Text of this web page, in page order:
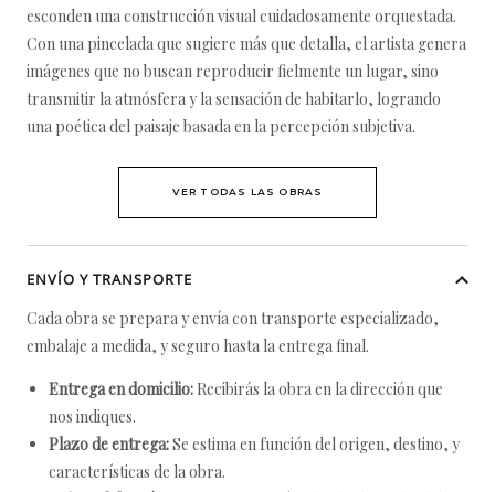
esconden una construcción visual cuidadosamente orquestada.
Con una pincelada que sugiere más que detalla, el artista genera
imágenes que no buscan reproducir fielmente un lugar, sino
transmitir la atmósfera y la sensación de habitarlo, logrando
una poética del paisaje basada en la percepción subjetiva.
VER TODAS LAS OBRAS
ENVÍO Y TRANSPORTE
Cada obra se prepara y envía con transporte especializado,
embalaje a medida, y seguro hasta la entrega final.
Entrega en domicilio: Recibirás la obra en la dirección que
nos indiques.
Plazo de entrega:Se estima en función del origen, destino, y
características de la obra.